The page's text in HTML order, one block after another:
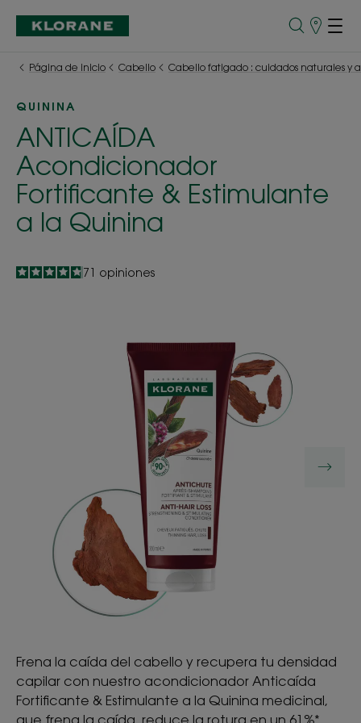
Puntos
Página de inicio
Cabello Cabello fatigado : cuidados naturales y
QUININA
ANTICAÍDA
Acondicionador
Fortificante & Estimulante
a la Quinina
4.8
/
5
71 opiniones
Frena la caída del cabello y recupera tu densidad
capilar con nuestro acondicionador Anticaída
Fortificante & Estimulante a la Quinina medicinal,
que frena la caída, reduce la rotura en un 61%*